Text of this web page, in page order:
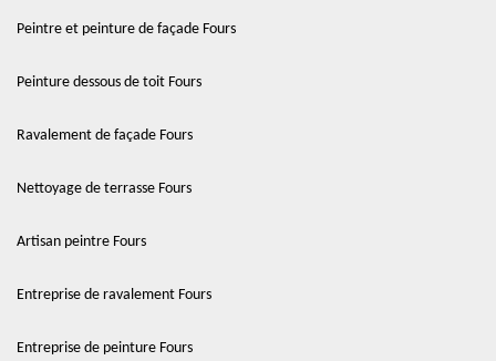
Peintre et peinture de façade Fours
Peinture dessous de toit Fours
Ravalement de façade Fours
Nettoyage de terrasse Fours
Artisan peintre Fours
Entreprise de ravalement Fours
Entreprise de peinture Fours